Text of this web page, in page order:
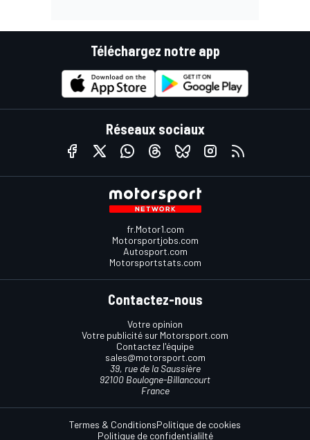
Téléchargez notre app
Réseaux sociaux
fr.Motor1.com
Motorsportjobs.com
Autosport.com
Motorsportstats.com
Contactez-nous
Votre opinion
Votre publicité sur Motorsport.com
Contactez l'équipe
sales@motorsport.com
39, rue de la Saussière
92100 Boulogne-Billancourt
France
Termes & ConditionsPolitique de cookies
Politique de confidentialilté